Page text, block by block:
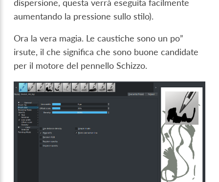
dispersione, questa verrà eseguita facilmente
aumentando la pressione sullo stilo).
Ora la vera magia. Le caustiche sono un po”
irsute, il che significa che sono buone candidate
per il motore del pennello Schizzo.